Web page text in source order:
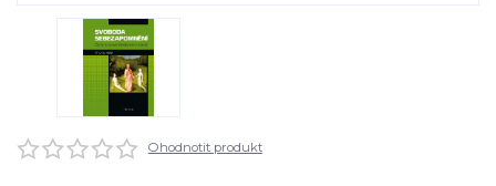
Ohodnotit produkt